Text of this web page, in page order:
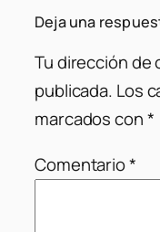
Deja una
Tu dirección de
publicada. Los
marcados con*
Comentario*